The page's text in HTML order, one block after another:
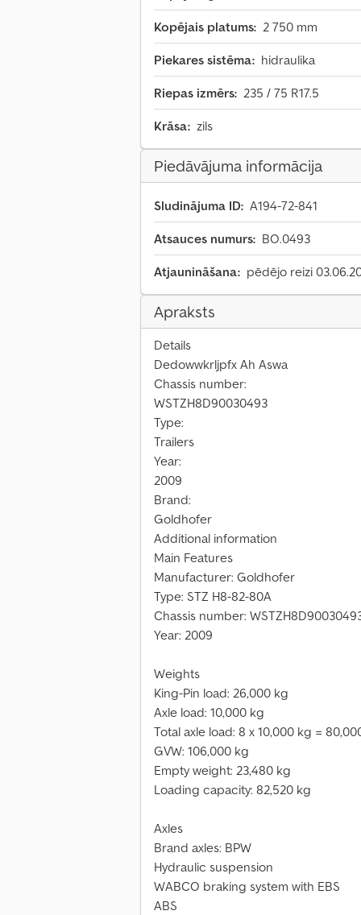
Kopējais platums: 2 750 mm
Piekares sistēma: hidraulika
Riepas izmērs: 235 / 75 R17.5
Krāsa: zils
Piedāvājuma informācija
Sludinājuma ID: A194-72-841
Atsauces numurs: BO.0493
Atjaunināšana: pēdējo reizi
Apraksts
Details
Dedowwkrljpfx Ah Aswa
Chassis number:
WSTZH8D90030493
Type:
Trailers
Year:
2009
Brand:
Goldhofer
Additional information
Main Features
Manufacturer: Goldhofer
Type: STZ H8-82-80A
Chassis number:
Year: 2009
Weights
King-Pin load: 26,000 kg
Axle load: 10,000 kg
Total axle load: 8 x 10,000 kg =
GVW: 106,000 kg
Empty weight: 23,480 kg
Loading capacity: 82,520 kg
Axles
Brand axles: BPW
Hydraulic suspension
WABCO braking system with EBS
ABS